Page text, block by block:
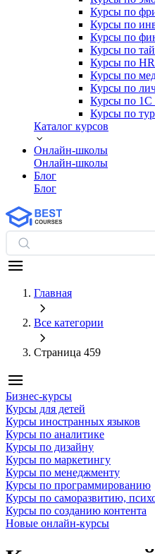
Курсы по
Курсы по
Курсы по
Курсы по
Курсы по
Курсы по
Курсы по
Курсы по 1С
Курсы по
Каталог курсов
Онлайн-школы
Онлайн-школы
Блог
Блог
Главная
Все категории
Страница 459
Бизнес-курсы
Курсы для детей
Курсы иностранных языков
Курсы по аналитике
Курсы по дизайну
Курсы по маркетингу
Курсы по менеджменту
Курсы по программированию
Курсы по саморазвитию,
Курсы по созданию контента
Новые онлайн‑курсы